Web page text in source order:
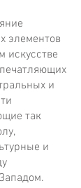
элементов
искусстве
и
так
и